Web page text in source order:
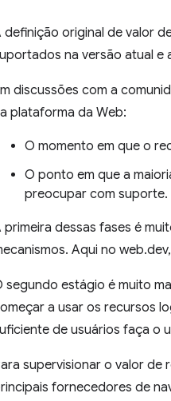
definição original de valor
na versão atual e
discussões com a
plataforma da Web:
O momento em que o
O ponto em que a
preocupar com suporte.
primeira dessas fases é
Aqui no
segundo estágio é muito
a usar os recursos
de usuários faça o
supervisionar o valor de
fornecedores de